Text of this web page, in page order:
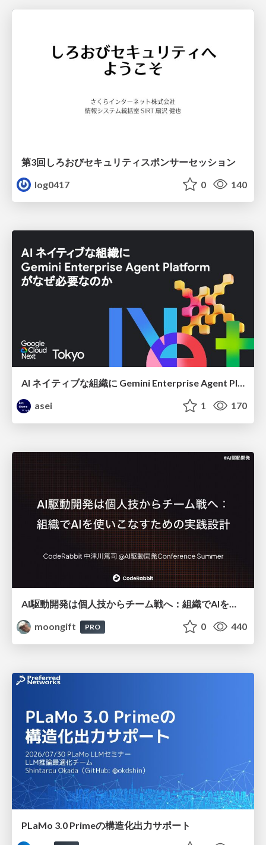
第3回しろおびセキュリティスポンサーセッション
log0417
0 140
AI ネイティブな組織に Gemini Enterprise Agent Platform がなぜ必要なのか
asei
1 170
AI駆動開発は個人技からチーム戦へ：組織でAIを使いこなすための実践設計
moongift
PRO 0 440
PLaMo 3.0 Primeの構造化出力サポート